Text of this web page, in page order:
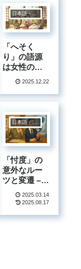
葉の秘密
日本語・四字熟語
「へそく
り」の語源
は女性の内
職から!?意
来と歴史の
2025.12.22
日本語・四字熟語
「忖度」の
意外なルー
ツと変遷 –
政治用語か
ら日常語へ
葉の謎を解
2025.03.14
2025.08.17